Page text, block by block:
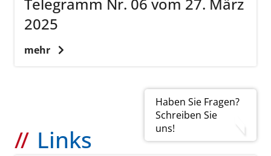
Haben Sie Fragen?
Schreiben Sie
uns!
Telegramm Nr. 06 vom 27. März
2025
mehr
Links